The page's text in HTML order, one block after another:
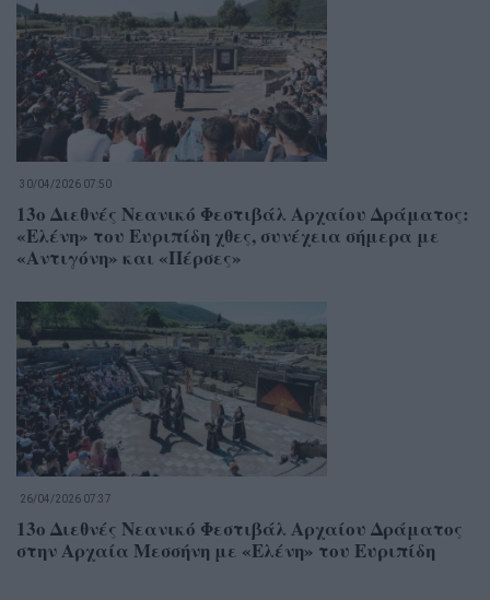
30/04/2026 07:50
13ο Διεθνές Νεανικό Φεστιβάλ Αρχαίου Δράματος:
«Ελένη» του Ευριπίδη χθες, συνέχεια σήμερα με
«Αντιγόνη» και «Πέρσες»
26/04/2026 07:37
13ο Διεθνές Νεανικό Φεστιβάλ Αρχαίου Δράματος
στην Αρχαία Μεσσήνη με «Ελένη» του Ευριπίδη